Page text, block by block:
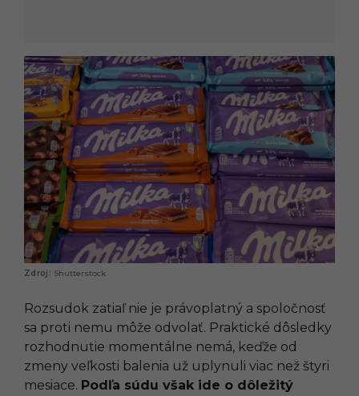
Shutterstock
Rozsudok zatiaľ nie je právoplatný a spoločnosť
sa proti nemu môže odvolať. Praktické dôsledky
rozhodnutie momentálne nemá, keďže od
zmeny veľkosti balenia už uplynuli viac než štyri
mesiace. Podľa súdu však ide o dôležitý